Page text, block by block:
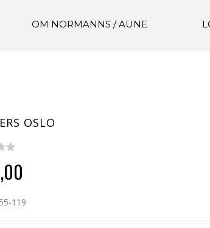
OM NORMANNS / AUNE
OSLO
119